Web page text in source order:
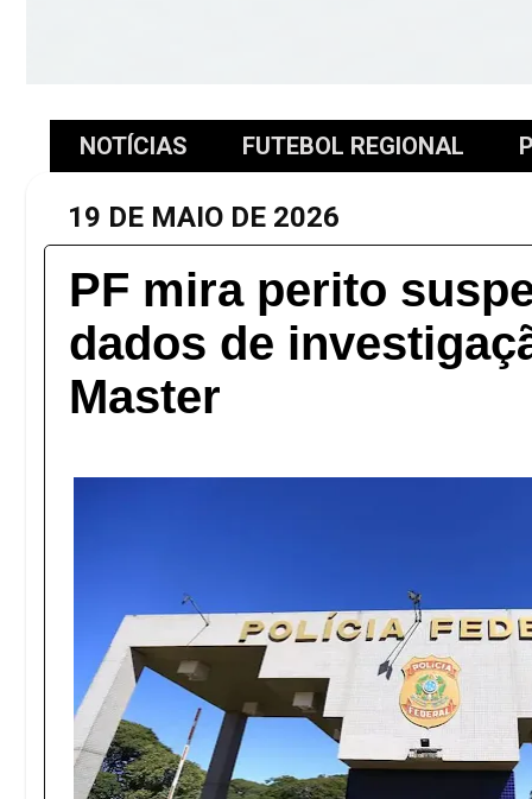
NOTÍCIAS FUTEBOL REGIONAL
19 DE MAIO DE 2026
PF mira perito
dados de
Master